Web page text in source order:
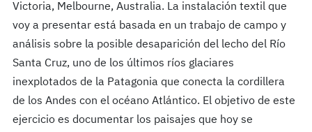
Victoria, Melbourne, Australia. La instalación textil que
voy a presentar está basada en un trabajo de campo y
análisis sobre la posible desaparición del lecho del Rí­o
Santa Cruz, uno de los últimos ríos glaciares
inexplotados de la Patagonia que conecta la cordillera
de los Andes con el océano Atlántico. El objetivo de este
ejercicio es documentar los paisajes que hoy se